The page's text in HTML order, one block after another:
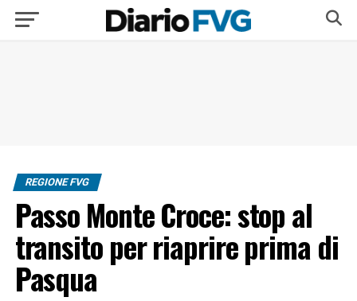
REGIONE FVG
Passo Monte Croce: stop al
transito per riaprire prima di
Pasqua